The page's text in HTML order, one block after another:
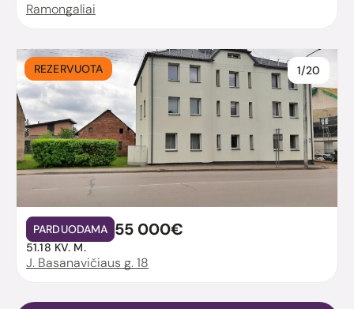
Ramongaliai
REZERVUOTA 1/20
PARDUODAMA 55 000€
51.18 KV. M.
J. Basanavičiaus g. 18